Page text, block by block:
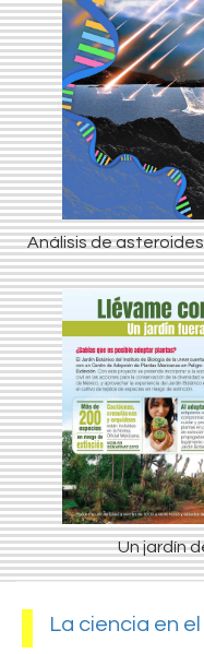
Análisis de
Un jardín
La ciencia en